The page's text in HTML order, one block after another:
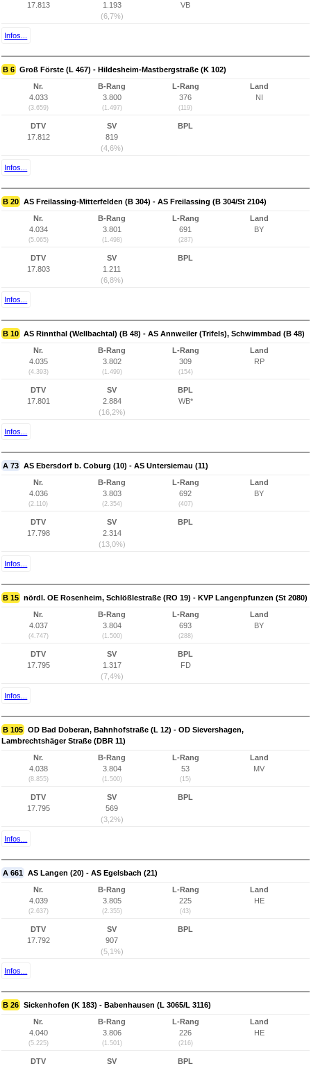
17.813
1.193
(6,7%)
VB
Infos...
B 6 Groß Förste (L 467) - Hildesheim-Mastbergstraße (K 102)
Nr.
4.033
(3.659)
B-Rang
3.800
(1.497)
L-Rang
376
(119)
Land
NI
DTV
17.812
SV
819
(4,6%)
BPL
Infos...
B 20 AS Freilassing-Mitterfelden (B 304) - AS Freilassing (B 304/St 2104)
Nr.
4.034
(5.065)
B-Rang
3.801
(1.498)
L-Rang
691
(287)
Land
BY
DTV
17.803
SV
1.211
(6,8%)
BPL
Infos...
B 10 AS Rinnthal (Wellbachtal) (B 48) - AS Annweiler (Trifels), Schwimmbad (B 48)
Nr.
4.035
(4.393)
B-Rang
3.802
(1.499)
L-Rang
309
(154)
Land
RP
DTV
17.801
SV
2.884
(16,2%)
BPL
WB*
Infos...
A 73 AS Ebersdorf b. Coburg (10) - AS Untersiemau (11)
Nr.
4.036
(2.110)
B-Rang
3.803
(2.354)
L-Rang
692
(407)
Land
BY
DTV
17.798
SV
2.314
(13,0%)
BPL
Infos...
B 15 nördl. OE Rosenheim, Schlößlestraße (RO 19) - KVP Langenpfunzen (St 2080)
Nr.
4.037
(4.747)
B-Rang
3.804
(1.500)
L-Rang
693
(288)
Land
BY
DTV
17.795
SV
1.317
(7,4%)
BPL
FD
Infos...
B 105 OD Bad Doberan, Bahnhofstraße (L 12) - OD Sievershagen,
Lambrechtshäger Straße (DBR 11)
Nr.
4.038
(8.855)
B-Rang
3.804
(1.500)
L-Rang
53
(15)
Land
MV
DTV
17.795
SV
569
(3,2%)
BPL
Infos...
A 661 AS Langen (20) - AS Egelsbach (21)
Nr.
4.039
(2.637)
B-Rang
3.805
(2.355)
L-Rang
225
(43)
Land
HE
DTV
17.792
SV
907
(5,1%)
BPL
Infos...
B 26 Sickenhofen (K 183) - Babenhausen (L 3065/L 3116)
Nr.
4.040
(5.225)
B-Rang
3.806
(1.501)
L-Rang
226
(216)
Land
HE
DTV
SV
BPL